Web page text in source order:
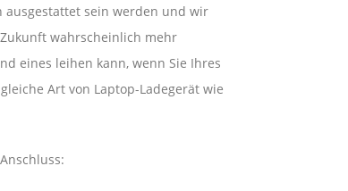
ausgestattet sein werden und wir
wahrscheinlich mehr
eines leihen kann, wenn Sie Ihres
Art von Laptop-Ladegerät wie